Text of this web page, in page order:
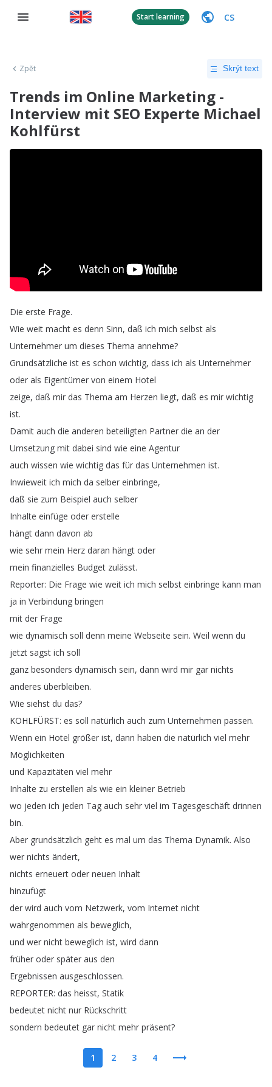
Start learning CS
Zpět Skrýt text
Trends im Online Marketing -
Interview mit SEO Experte Michael
Kohlfürst
Die erste Frage.
Wie weit macht es denn Sinn, daß ich mich selbst als
Unternehmer um dieses Thema annehme?
Grundsätzliche ist es schon wichtig, dass ich als Unternehmer
oder als Eigentümer von einem Hotel
zeige, daß mir das Thema am Herzen liegt, daß es mir wichtig
ist.
Damit auch die anderen beteiligten Partner die an der
Umsetzung mit dabei sind wie eine Agentur
auch wissen wie wichtig das für das Unternehmen ist.
Inwieweit ich mich da selber einbringe,
daß sie zum Beispiel auch selber
Inhalte einfüge oder erstelle
hängt dann davon ab
wie sehr mein Herz daran hängt oder
mein finanzielles Budget zulässt.
Reporter: Die Frage wie weit ich mich selbst einbringe kann man
ja in Verbindung bringen
mit der Frage
wie dynamisch soll denn meine Webseite sein. Weil wenn du
jetzt sagst ich soll
ganz besonders dynamisch sein, dann wird mir gar nichts
anderes überbleiben.
Wie siehst du das?
KOHLFÜRST: es soll natürlich auch zum Unternehmen passen.
Wenn ein Hotel größer ist, dann haben die natürlich viel mehr
Möglichkeiten
und Kapazitäten viel mehr
Inhalte zu erstellen als wie ein kleiner Betrieb
wo jeden ich jeden Tag auch sehr viel im Tagesgeschäft drinnen
bin.
Aber grundsätzlich geht es mal um das Thema Dynamik. Also
wer nichts ändert,
nichts erneuert oder neuen Inhalt
hinzufügt
der wird auch vom Netzwerk, vom Internet nicht
wahrgenommen als beweglich,
und wer nicht beweglich ist, wird dann
früher oder später aus den
Ergebnissen ausgeschlossen.
REPORTER: das heisst, Statik
bedeutet nicht nur Rückschritt
sondern bedeutet gar nicht mehr präsent?
1 2 3 4